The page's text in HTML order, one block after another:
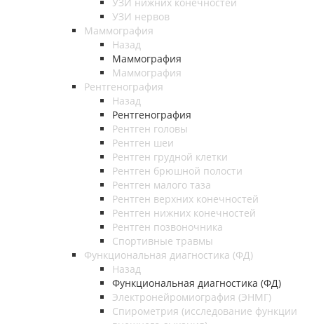
УЗИ нервов
Маммография
Назад
Маммография
Маммография
Рентгенография
Назад
Рентгенография
Рентген головы
Рентген шеи
Рентген грудной клетки
Рентген брюшной полости
Рентген малого таза
Рентген верхних конечностей
Рентген нижних конечностей
Рентген позвоночника
Спортивные травмы
Функциональная диагностика (ФД)
Назад
Функциональная диагностика (ФД)
Электронейромиография (ЭНМГ)
Спирометрия (исследование функции